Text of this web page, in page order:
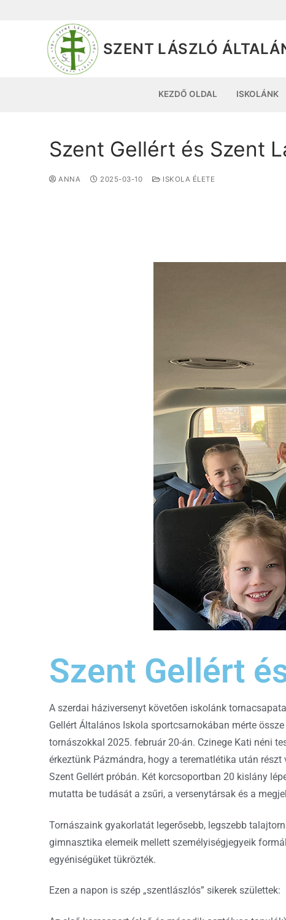
SZENT LÁSZLÓ
KEZDŐ OLDAL ISKOLÁNK
Szent Gellért és Szent
ANNA 2025-03-10 ISKOLA ÉLETE
Szent Gellért
A szerdai háziversenyt követően iskolánk
Gellért Általános Iskola sportcsarnokában mérte
tornászokkal 2025. február 20-án. Czinege Kati néni
érkeztünk Pázmándra, hogy a terematlétika után
Szent Gellért próbán. Két korcsoportban 20 kislány
mutatta be tudását a zsűri, a versenytársak és a
Tornászaink gyakorlatát legerősebb, legszebb
gimnasztika elemeik mellett személyiségjegyeik
egyéniségüket tükrözték.
Ezen a napon is szép „szentlászlós” sikerek születtek: